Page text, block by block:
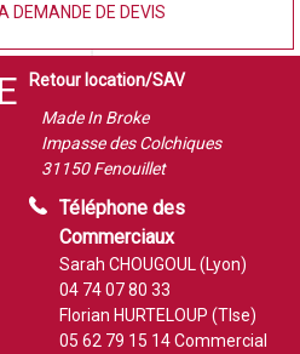
DEMANDE DE DEVIS
Retour location/SAV
Made In Broke
Impasse des Colchiques
31150 Fenouillet
Téléphone des
Commerciaux
Sarah CHOUGOUL (Lyon)
04 74 07 80 33
Florian HURTELOUP (Tlse)
05 62 79 15 14Commercial